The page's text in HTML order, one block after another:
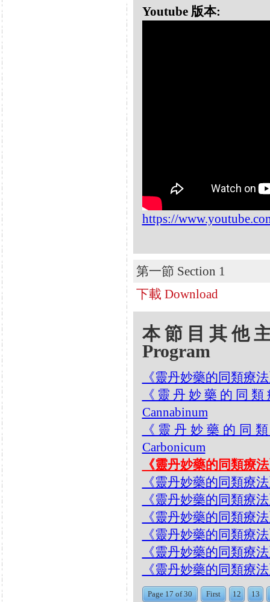
Youtube 版本:
https://
第一節 Section 1
下載 Download
本節目其他
Program
《靈丹妙藥的同類療
《靈丹妙藥的同類
Cannabinum
《靈丹妙藥的同
Carbonicum
《靈丹妙藥的同類療
《靈丹妙藥的同類療
《靈丹妙藥的同類療
《靈丹妙藥的同類療
《靈丹妙藥的同類療
《靈丹妙藥的同類療
《靈丹妙藥的同類療
Page 17 of 30 First 12 13